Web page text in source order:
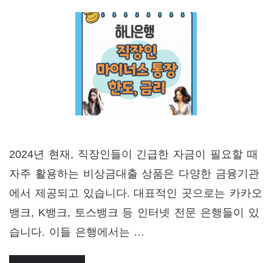
2024년 현재, 직장인들이 긴급한 자금이 필요할 때
자주 활용하는 비상금대출 상품은 다양한 금융기관
에서 제공되고 있습니다. 대표적인 곳으로는 카카오
뱅크, K뱅크, 토스뱅크 등 인터넷 전문 은행들이 있
습니다. 이들 은행에서는 …